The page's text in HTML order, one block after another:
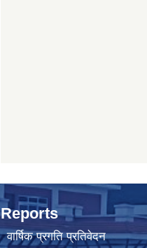
Reports
वार्षिक प्रगति प्रतिवेदन